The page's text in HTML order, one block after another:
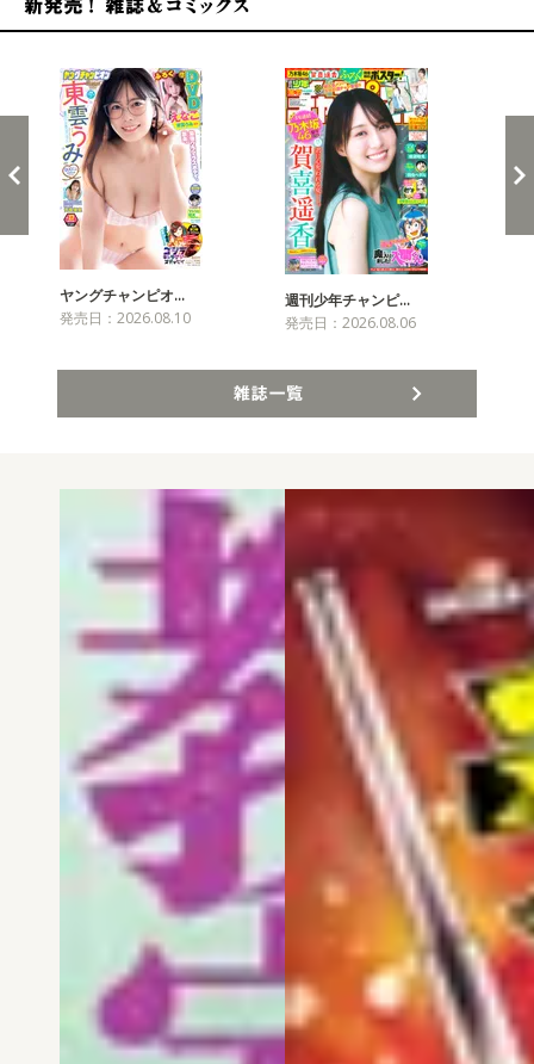
ヤングチャンピオ…
発売日：2026.08.10
週刊少年チャンピ…
発売日：2026.08.06